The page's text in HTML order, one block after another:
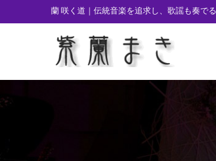
蘭 咲く道｜伝統音楽を追求し、歌謡も奏でる